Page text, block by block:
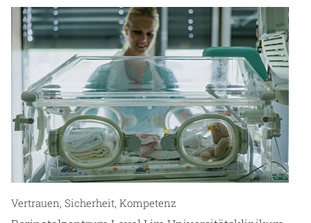
Vertrauen, Sicherheit, Kompetenz